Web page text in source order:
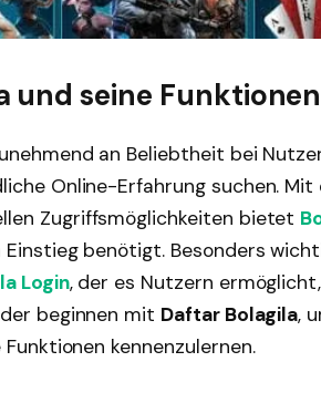
und seine Funktionen
an Beliebtheit bei
Online-Erfahrung suchen. Mit
Zugriffsmöglichkeiten bietet
benötigt. Besonders
Login, der es Nutzern
beginnen mit Daftar Bolagila,
kennenzulernen.